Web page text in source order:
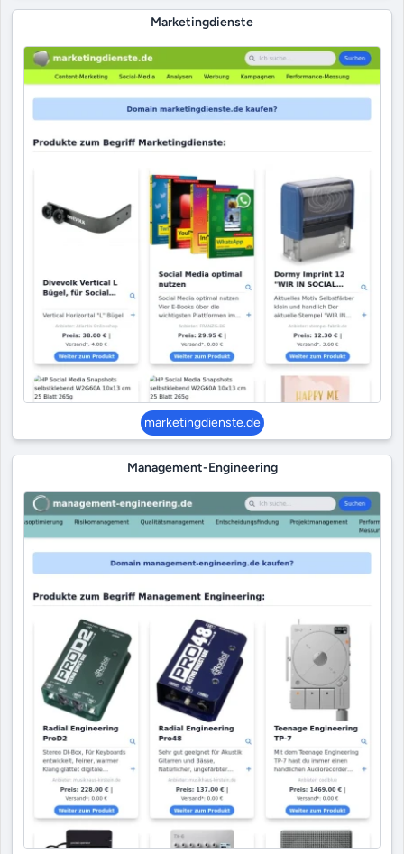
Marketingdienste
marketingdienste.de
Management-Engineering